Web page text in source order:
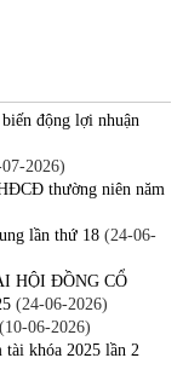
động lợi nhuận
2026)
thường niên năm
lần thứ 18 (24-06-
HỘI ĐỒNG CỔ
(24-06-2026)
(10-06-2026)
khóa 2025 lần 2